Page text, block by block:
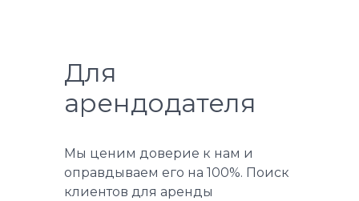
Для
арендодателя
Мы ценим доверие к нам и
оправдываем его на 100%. Поиск
клиентов для аренды